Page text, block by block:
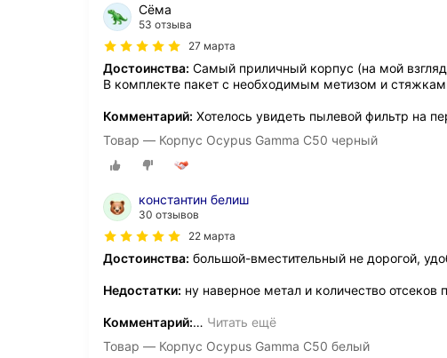
Сёма
53 отзыва
27 марта
Достоинства: Самый приличный корпус (на мой
В комплекте пакет с необходимым метизом и
Комментарий: Хотелось увидеть пылевой фильтр на
Товар — Корпус Ocypus Gamma C50 черный
константин белиш
30 отзывов
22 марта
Достоинства: большой-вместительный не дорогой,
Недостатки: ну наверное метал и количество
Комментарий:… Читать ещё
Товар — Корпус Ocypus Gamma C50 белый